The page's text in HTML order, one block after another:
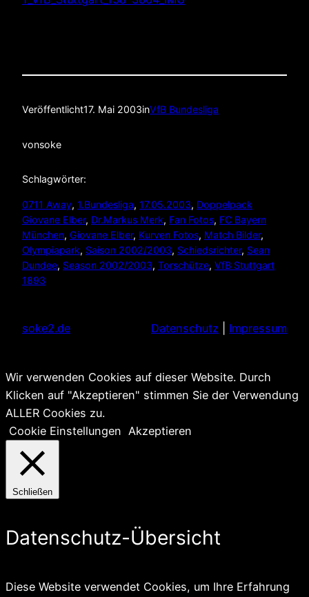
Veröffentlicht17. Mai 2003inVfB Bundesliga
vonsoke
Schlagwörter:
0711 Away, 1.Bundesliga, 17.05.2003, Doppelpack
Giovane Elber, Dr.Markus Merk, Fan Fotos, FC Bayern
München, Giovane Elber, Kurven Fotos, Match Bilder
Olympiapark, Saison 2002/2003, Schiedsrichter, Sean
Dundee, Season 2002/2003, Torschütze, VfB Stuttgart
1893
soke2.de Datenschutz Impressum
Wir verwenden Cookies auf dieser Website. Durch
Klicken auf "Akzeptieren" stimmen Sie der Verwendung
ALLER Cookies zu.
Cookie Einstellungen Akzeptieren
Schließen
Datenschutz-Übersicht
Diese Website verwendet Cookies, um Ihre Erfahrung